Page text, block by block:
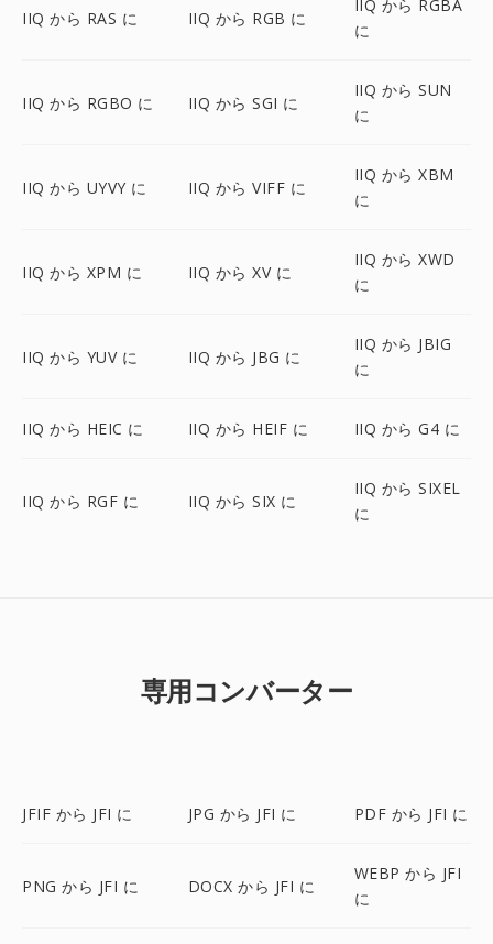
IIQ から RAS に IIQ から RGB に
IIQ から RGBA
に
IIQ から RGBO に IIQ から SGI に
IIQ から SUN
に
IIQ から UYVY に IIQ から VIFF に
IIQ から XBM
に
IIQ から XPM に IIQ から XV に
IIQ から XWD
に
IIQ から YUV に IIQ から JBG に
IIQ から JBIG
に
IIQ から HEIC に IIQ から HEIF に IIQ から G4 に
IIQ から RGF に IIQ から SIX に
IIQ から SIXEL
に
専用コンバーター
JFIF から JFI に JPG から JFI に PDF から JFI に
PNG から JFI に DOCX から JFI に
WEBP から JFI
に